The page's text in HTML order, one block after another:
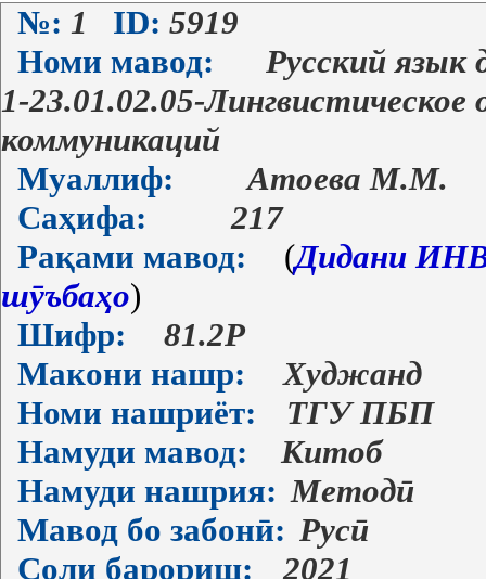
№: 1 ID: 5919
Номи мавод:
Русский язык
1-23.01.02.05-
коммуникаций
Муаллиф:
Атоева М.М.
Саҳифа:
217
Рақами мавод:
(Дидани
шӯъбаҳо)
Шифр:
81.2Р
Макони нашр:
Худжанд
Номи нашриёт:
ТГУ ПБП
Намуди мавод:
Китоб
Намуди нашрия: Методӣ
Мавод бо забонӣ: Русӣ
Соли барориш:
2021